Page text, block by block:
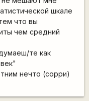
шкале
что вы
чем средний
те как
нечто (сорри)